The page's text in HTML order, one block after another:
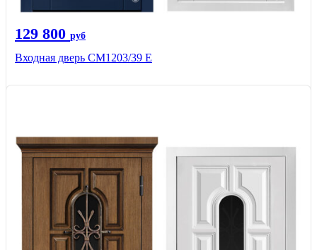
129 800 руб
Входная дверь СМ1203/39 E